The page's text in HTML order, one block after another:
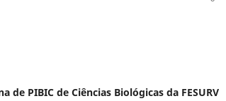
de PIBIC de Ciências Biológicas da FESURV